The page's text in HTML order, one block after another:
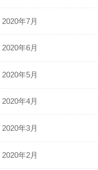
2020年7月
2020年6月
2020年5月
2020年4月
2020年3月
2020年2月